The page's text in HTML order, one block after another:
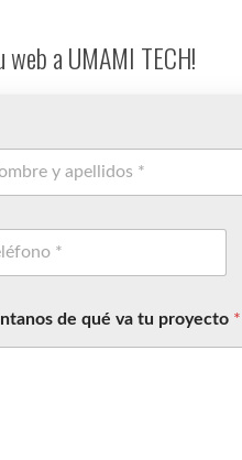
web a UMAMI TECH!
de qué va tu proyecto *